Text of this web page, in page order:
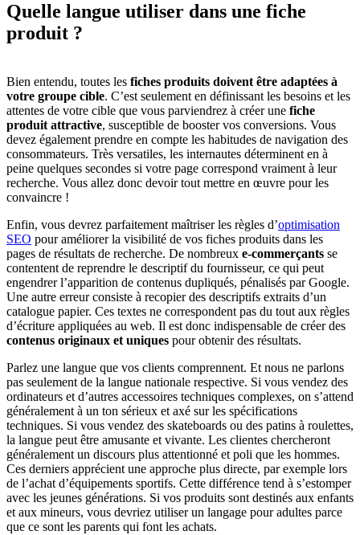
Quelle langue utiliser dans une fiche
produit ?
Bien entendu, toutes les fiches produits doivent être adaptées à
votre groupe cible. C’est seulement en définissant les besoins et les
attentes de votre cible que vous parviendrez à créer une fiche
produit attractive, susceptible de booster vos conversions. Vous
devez également prendre en compte les habitudes de navigation des
consommateurs. Très versatiles, les internautes déterminent en à
peine quelques secondes si votre page correspond vraiment à leur
recherche. Vous allez donc devoir tout mettre en œuvre pour les
convaincre !
Enfin, vous devrez parfaitement maîtriser les règles d’optimisation
SEO pour améliorer la visibilité de vos fiches produits dans les
pages de résultats de recherche. De nombreux e-commerçants se
contentent de reprendre le descriptif du fournisseur, ce qui peut
engendrer l’apparition de contenus dupliqués, pénalisés par Google.
Une autre erreur consiste à recopier des descriptifs extraits d’un
catalogue papier. Ces textes ne correspondent pas du tout aux règles
d’écriture appliquées au web. Il est donc indispensable de créer des
contenus originaux et uniques pour obtenir des résultats.
Parlez une langue que vos clients comprennent. Et nous ne parlons
pas seulement de la langue nationale respective. Si vous vendez des
ordinateurs et d’autres accessoires techniques complexes, on s’attend
généralement à un ton sérieux et axé sur les spécifications
techniques. Si vous vendez des skateboards ou des patins à roulettes,
la langue peut être amusante et vivante. Les clientes chercheront
généralement un discours plus attentionné et poli que les hommes.
Ces derniers apprécient une approche plus directe, par exemple lors
de l’achat d’équipements sportifs. Cette différence tend à s’estomper
avec les jeunes générations. Si vos produits sont destinés aux enfants
et aux mineurs, vous devriez utiliser un langage pour adultes parce
que ce sont les parents qui font les achats.